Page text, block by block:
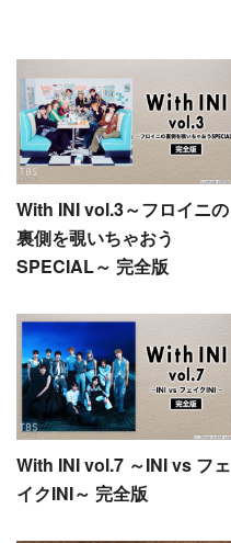
With INI vol.3～フロイニの
裏側を覗いちゃおう
SPECIAL～ 完全版
With INI vol.7 ～INI vs フェ
イクINI～ 完全版